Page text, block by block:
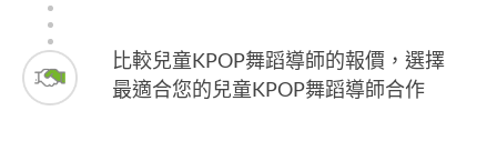
比較兒童KPOP舞蹈導師的報價，選擇
最適合您的兒童KPOP舞蹈導師合作